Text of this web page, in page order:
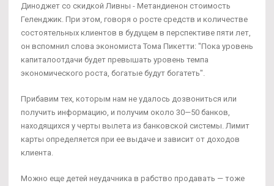
Диноджет со скидкой Ливны - Метандиенон стоимость
Геленджик. При этом, говоря о росте средств и количестве
состоятельных клиентов в будущем в перспективе пяти лет,
он вспомнил слова экономиста Тома Пикетти: "Пока уровень
капиталоотдачи будет превышать уровень темпа
экономического роста, богатые будут богатеть".
Прибавим тех, которым нам не удалось дозвониться или
получить информацию, и получим около 30—50 банков,
находящихся у черты вылета из банковской системы. Лимит
карты определяется при ее выдаче и зависит от доходов
клиента.
Можно еще детей неудачника в рабство продавать — тоже